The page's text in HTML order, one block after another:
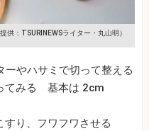
供：TSURINEWSライター・丸山明）
ーやハサミで切って整える
てみる 基本は 2cm
すり、フワフワさせる